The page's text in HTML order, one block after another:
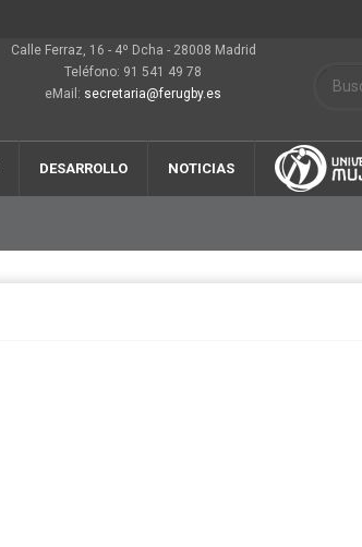
Calle Ferraz, 16 - 4º Dcha - 28008 Madrid
Teléfono: 91 541 49 78
eMail: secretaria@ferugby.es
DESARROLLO NOTICIAS